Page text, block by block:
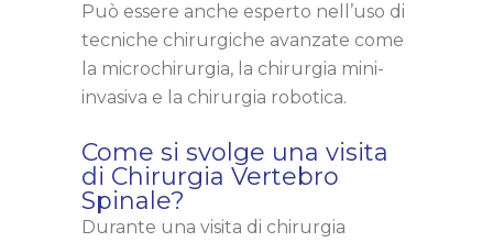
Può essere anche esperto nell’uso di
tecniche chirurgiche avanzate come
la microchirurgia, la chirurgia mini-
invasiva e la chirurgia robotica.
Come si svolge una visita
di Chirurgia Vertebro
Spinale?
Durante una visita di chirurgia